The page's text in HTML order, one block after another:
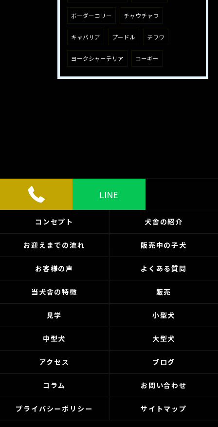
ボーダーコリー チャウチャウ
キャバリア プードル チワワ
ヨークシャーテリア コーギー
LINE
コンセプト 犬舎の紹介
お迎えまでの流れ 販売中の子犬
お客様の声 よくある質問
当犬舎の特徴 販売
見学 小型犬
中型犬 大型犬
アクセス ブログ
コラム お問い合わせ
プライバシーポリシー サイトマップ